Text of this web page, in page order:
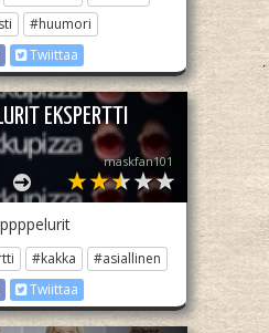
#huumori
Twiittaa
EKSPERTTI
maskfan101
#kakka
#asiallinen
Twiittaa